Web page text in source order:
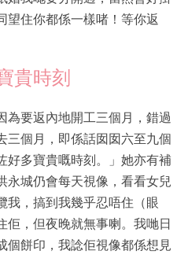
望住你都係一樣啫！等你返
貴時刻
為要返內地開工三個月，錯過
三個月，即係話囡囡六至九個
好多寶貴嘅時刻。」她亦有補
永城仍會每天視像，看看女兒
我，搞到我幾乎忍唔住（眼
佢，但夜晚就無事喇。我哋日
個餅印，我諗佢視像都係想見